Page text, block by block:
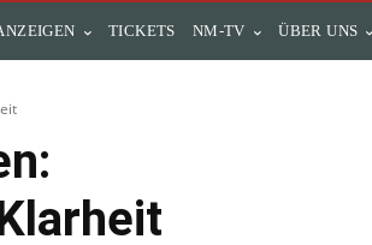
TICKETS NM-TV ÜBER UNS